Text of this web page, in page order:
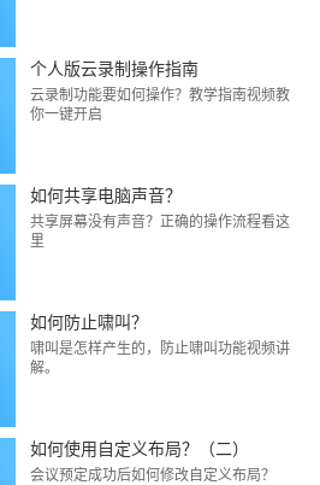
个人版云录制操作指南
云录制功能要如何操作？教学指南视频教
你一键开启
如何共享电脑声音？
共享屏幕没有声音？正确的操作流程看这
里
如何防止啸叫？
啸叫是怎样产生的，防止啸叫功能视频讲
解。
如何使用自定义布局？（二）
会议预定成功后如何修改自定义布局？